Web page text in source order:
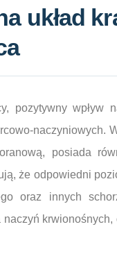
układ
pozytywny wpływ
naczyniowych.
posiada
że odpowiedni
oraz innych